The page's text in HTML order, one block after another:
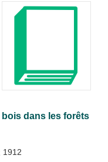
bois dans les forêts
1912